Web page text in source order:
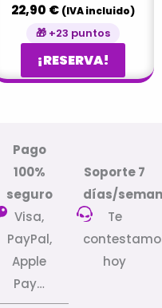
22,90 € (IVA incluido)
🎁 +23 puntos
¡RESERVA!
Pago
100%
seguro
Visa,
PayPal,
Apple
Pay…
Soporte 7
días/
Te
hoy